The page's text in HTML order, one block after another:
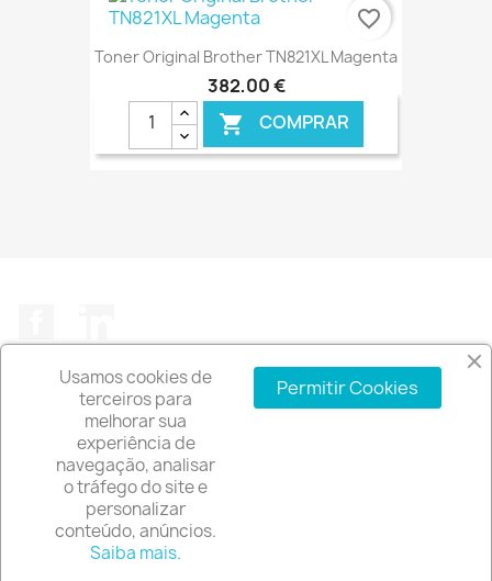
Toner Original Brother TN821XL Magenta
382,00 €
 COMPRAR
favorite_border
A EMPRESA
INFORMAÇÃO DA LOJA
© 2026 - Software de comércio eletrónico por
Usamos cookies de
terceiros para
melhorar sua
experiência de
navegação, analisar
o tráfego do site e
personalizar
conteúdo, anúncios.
Saiba mais.
Permitir Cookies